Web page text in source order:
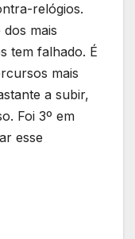
relógios.
mais
tem falhado. É
mais
a subir,
Foi 3º em
esse